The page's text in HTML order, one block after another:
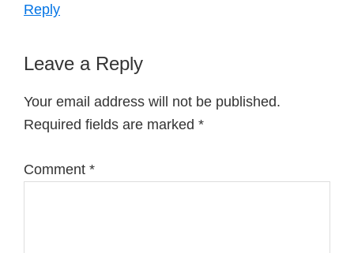
Reply
Leave a Reply
Your email address will not be published.
Required fields are marked *
Comment *